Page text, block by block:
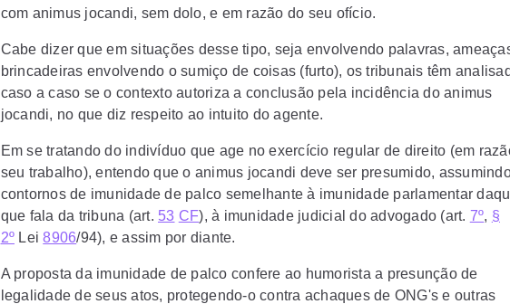
com animus jocandi, sem dolo, e em razão do seu ofício.
Cabe dizer que em situações desse tipo, seja envolvendo palavras,
brincadeiras envolvendo o sumiço de coisas (furto), os tribunais têm
caso a caso se o contexto autoriza a conclusão pela incidência do animus
jocandi, no que diz respeito ao intuito do agente.
Em se tratando do indivíduo que age no exercício regular de direito (em
seu trabalho), entendo que o animus jocandi deve ser presumido,
contornos de imunidade de palco semelhante à imunidade parlamentar
que fala da tribuna (art. 53 CF), à imunidade judicial do advogado (art. 7º, §
2º Lei 8906/94), e assim por diante.
A proposta da imunidade de palco confere ao humorista a presunção de
legalidade de seus atos, protegendo-o contra achaques de ONG's e outras